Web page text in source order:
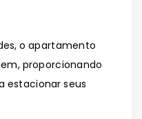
o apartamento
proporcionando
estacionar seus